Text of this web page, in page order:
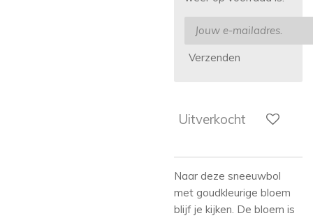
Verzenden
Uitverkocht
Naar deze sneeuwbol
met goudkleurige bloem
blijf je kijken. De bloem is